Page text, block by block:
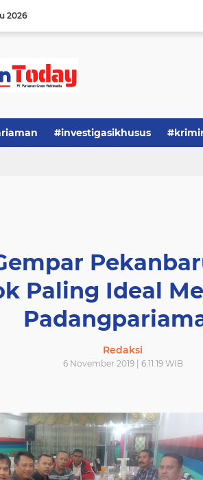
2026
#investigasikhusus
Paling Ideal
Redaksi
6 November 2019 | 6.11.19 WIB